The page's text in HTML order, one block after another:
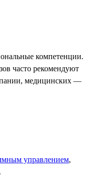
компетенции.
часто рекомендуют
медицинских —
управлением,